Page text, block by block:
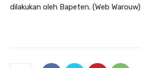
dilakukan oleh Bapeten. (Web Warouw)